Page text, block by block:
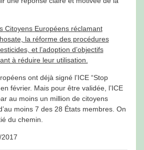
Citoyens Européens réclamant
la réforme des procédures
et l’adoption d’objectifs
à réduire leur utilisation.
ont déjà signé l’ICE “Stop
février. Mais pour être validée, l’ICE
au moins un million de citoyens
moins 7 des 28 États membres. On
du chemin.